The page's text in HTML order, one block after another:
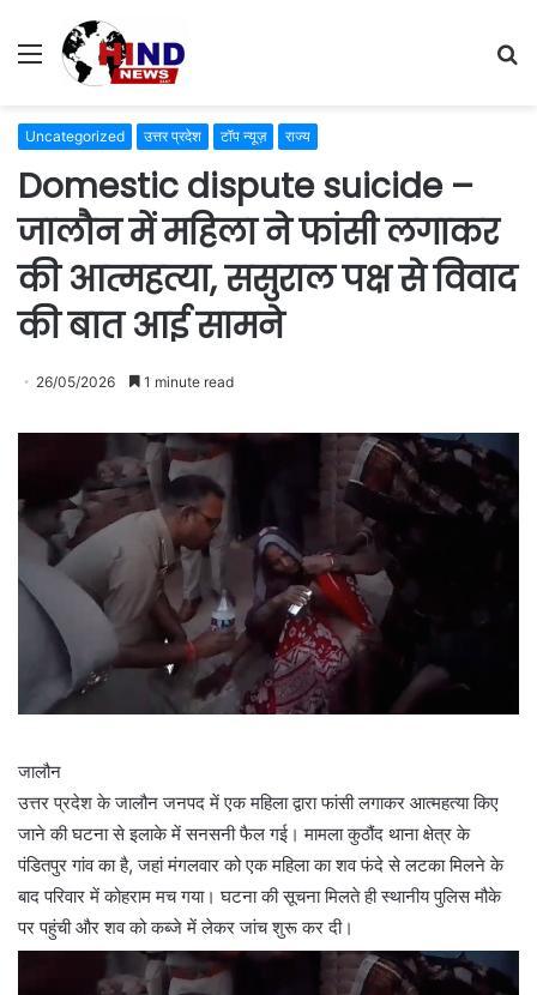
Menu
Uncategorized उत्तर प्रदेश टॉप न्यूज़ राज्य
Domestic dispute suicide –
जालौन में महिला ने फांसी लगाकर
की आत्महत्या, ससुराल पक्ष से विवाद
की बात आई सामने
26/05/2026 1 minute read
जालौन
उत्तर प्रदेश के जालौन जनपद में एक महिला द्वारा फांसी लगाकर आत्महत्या किए
जाने की घटना से इलाके में सनसनी फैल गई। मामला कुठौंद थाना क्षेत्र के
पंडितपुर गांव का है, जहां मंगलवार को एक महिला का शव फंदे से लटका मिलने के
बाद परिवार में कोहराम मच गया। घटना की सूचना मिलते ही स्थानीय पुलिस मौके
पर पहुंची और शव को कब्जे में लेकर जांच शुरू कर दी।